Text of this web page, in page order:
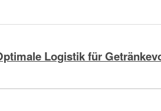
Logistik für